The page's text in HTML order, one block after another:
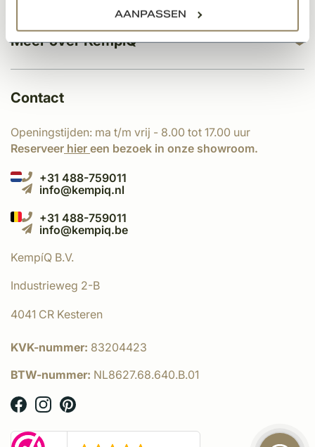
AANPASSEN
Meer over KempíQ
Contact
Openingstijden: ma t/m vrij - 8.00 tot 17.00 uur
Reserveer hier een bezoek in onze showroom.
+31 488-759011
info@kempiq.nl
+31 488-759011
info@kempiq.be
KempíQ B.V.
Industrieweg 2-B
4041 CR Kesteren
KVK-nummer: 83204423
BTW-nummer: NL8627.68.640.B.01